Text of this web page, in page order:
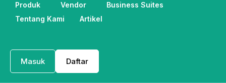
Produk Vendor
Business Suites
Tentang Kami
Artikel
Masuk Daftar